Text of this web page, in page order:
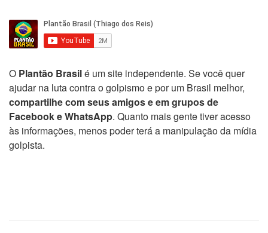
O Plantão Brasilé um site independente. Se você quer
ajudar na luta contra o golpismo e por um Brasil melhor,
compartilhe com seus amigos e em grupos de
Facebook e WhatsApp. Quanto mais gente tiver acesso
às informações, menos poder terá a manipulação da mídia
golpista.